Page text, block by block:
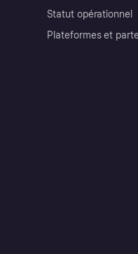
Statut opérationnel
Plateformes et